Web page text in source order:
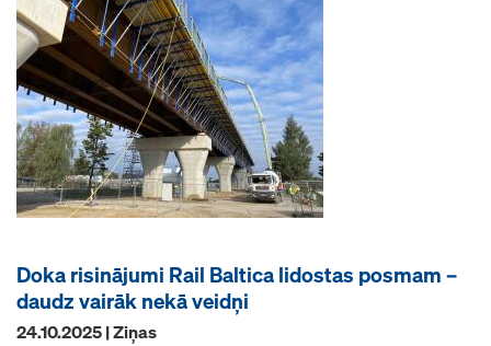
Doka risinājumi Rail Baltica lidostas posmam –
daudz vairāk nekā veidņi
24.10.2025 | Ziņas